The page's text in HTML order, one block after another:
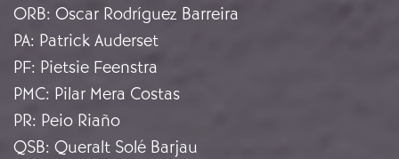
ORB: Oscar Rodríguez Barreira
PA: Patrick Auderset
PF: Pietsie Feenstra
PMC: Pilar Mera Costas
PR: Peio Riaño
QSB: Queralt Solé Barjau